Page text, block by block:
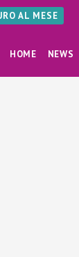
AL MESE
HOME NEWS